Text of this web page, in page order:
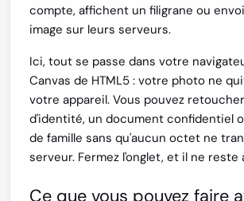
compte, affichent un filigrane ou
image sur leurs serveurs.
Ici, tout se passe dans votre
Canvas de HTML5 : votre photo ne
votre appareil. Vous pouvez
d'identité, un document confidentiel
de famille sans qu'aucun octet ne
serveur. Fermez l'onglet, et il ne
Ce que vous pouvez faire